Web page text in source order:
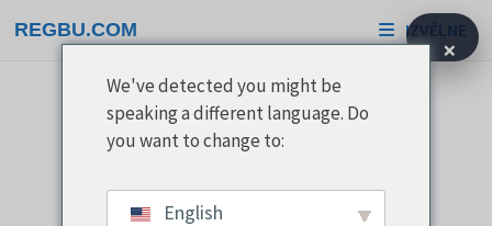
uz
REGBU.COM IZVĒLNE
×
We've detected you might be
speaking a different language. Do
you want to change to:
English